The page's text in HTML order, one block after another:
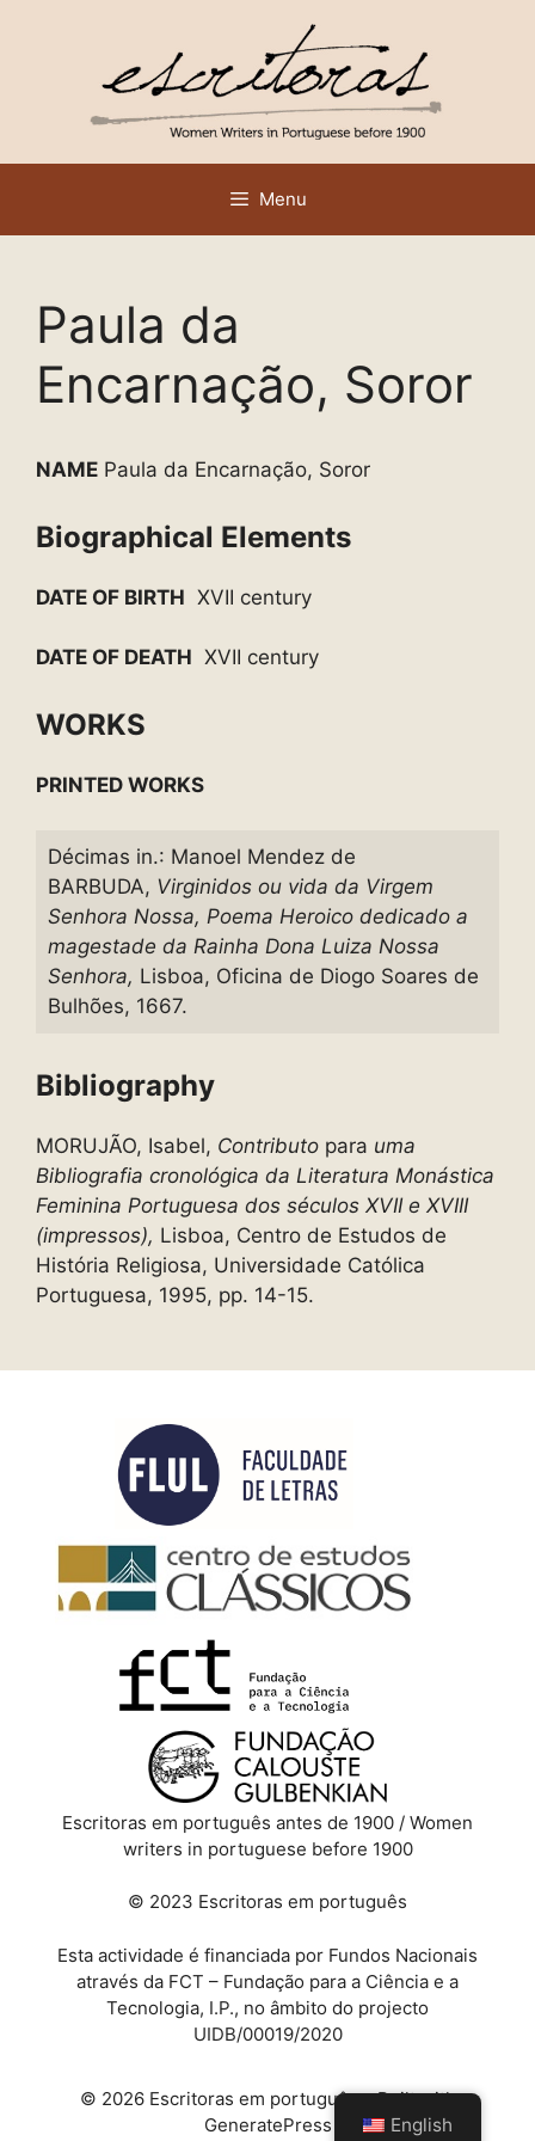
Menu
Paula da
Encarnação, Soror
NAME Paula da Encarnação, Soror
Biographical Elements
DATE OF BIRTH XVII century
DATE OF DEATH XVII century
WORKS
PRINTED WORKS
Décimas in.: Manoel Mendez de
BARBUDA, Virginidos ou vida da Virgem
Senhora Nossa, Poema Heroico dedicado a
magestade da Rainha Dona Luiza Nossa
Senhora, Lisboa, Oficina de Diogo Soares de
Bulhões, 1667.
Bibliography
MORUJÃO, Isabel, Contributo para uma
Bibliografia cronológica da Literatura Monástica
Feminina Portuguesa dos séculos XVII e XVIII
(impressos), Lisboa, Centro de Estudos de
História Religiosa, Universidade Católica
Portuguesa, 1995, pp. 14-15.
Escritoras em português antes de 1900 / Women
writers in portuguese before 1900
© 2023 Escritoras em português
Esta actividade é financiada por Fundos Nacionais
através da FCT – Fundação para a Ciência e a
Tecnologia, I.P., no âmbito do projecto
UIDB/00019/2020
© 2026 Escritoras em português• Built with
GeneratePress
English